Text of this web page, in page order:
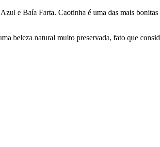
e Baía Farta. Caotinha é uma das mais
beleza natural muito preservada, fato que